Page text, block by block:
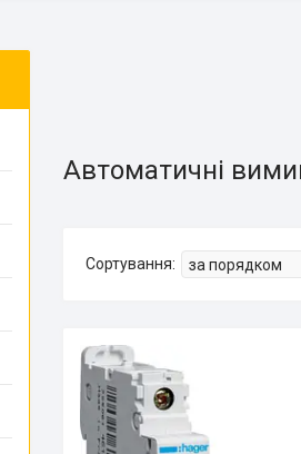
Автоматичні